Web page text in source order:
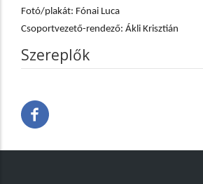
Fotó/plakát: Fónai Luca
Csoportvezető-rendező: Ákli Krisztián
Szereplők